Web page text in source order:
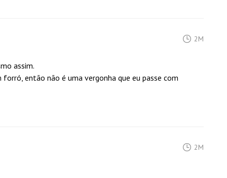
2M
assim.
então não é uma vergonha que eu passe com
2M